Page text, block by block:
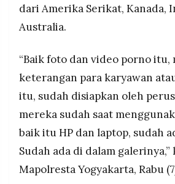
dari Amerika Serikat, Kanada,
Australia.
“Baik foto dan video porno
keterangan para karyawan
itu, sudah disiapkan oleh
mereka sudah saat
baik itu HP dan laptop, sudah
Sudah ada di dalam
Mapolresta Yogyakarta, Rabu